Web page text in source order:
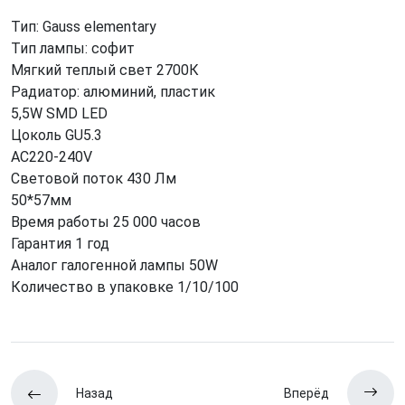
Тип: Gauss elementary
Тип лампы: софит
Мягкий теплый свет 2700К
Радиатор: алюминий, пластик
5,5W SMD LED
Цоколь GU5.3
AC220-240V
Световой поток 430 Лм
50*57мм
Время работы 25 000 часов
Гарантия 1 год
Аналог галогенной лампы 50W
Количество в упаковке 1/10/100
Назад Вперёд